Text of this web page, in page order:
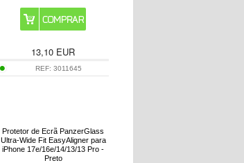
13,10 EUR
REF: 3011645
Protetor de Ecrã PanzerGlass
Ultra-Wide Fit EasyAligner para
iPhone 17e/16e/14/13/13 Pro -
Preto